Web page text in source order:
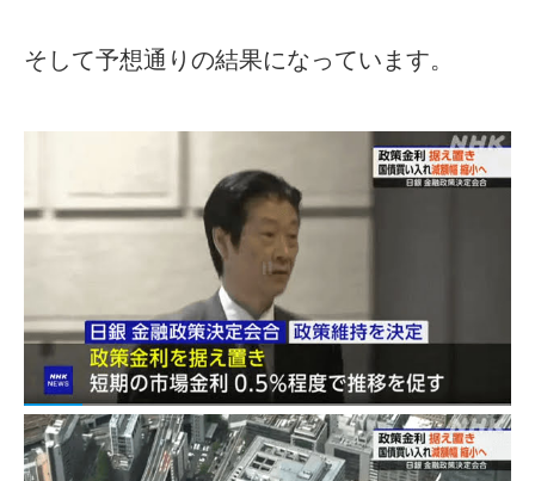
そして予想通りの結果になっています。